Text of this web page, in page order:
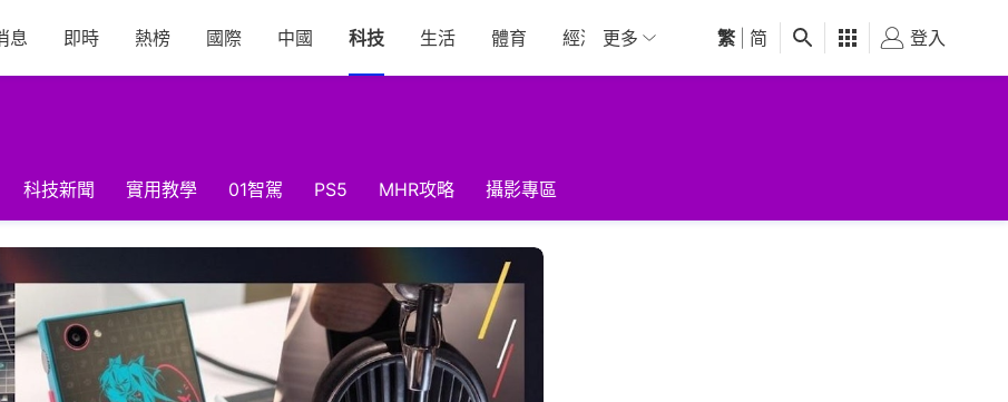
息 即時 熱榜 國際 中國 科技 生活 體育 經濟 01深圳 觀點 健康 好食玩飛
更多 繁 简 登入
科技新聞 實用教學 01智駕 PS5 MHR攻略 攝影專區